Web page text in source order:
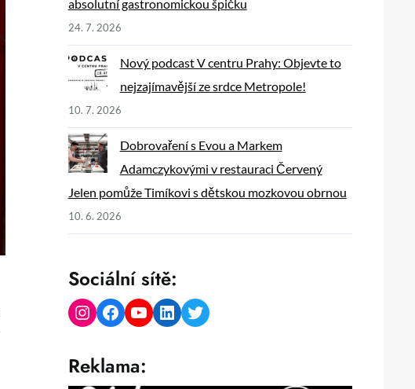
absolutní gastronomickou špičku
24. 7. 2026
Nový podcast V centru Prahy: Objevte to
nejzajímavější ze srdce Metropole!
10. 7. 2026
Dobrovaření s Evou a Markem
Adamczykovými v restauraci Červený
Jelen pomůže Timíkovi s dětskou mozkovou obrnou
10. 6. 2026
Sociální sítě:
Instagram Facebook YouTube LinkedIn Twitter
Reklama: